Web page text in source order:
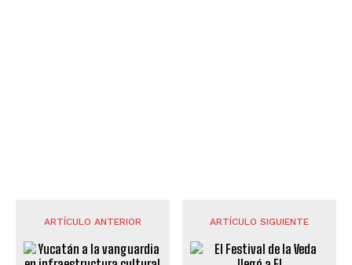
ARTÍCULO ANTERIOR ARTÍCULO SIGUIENTE